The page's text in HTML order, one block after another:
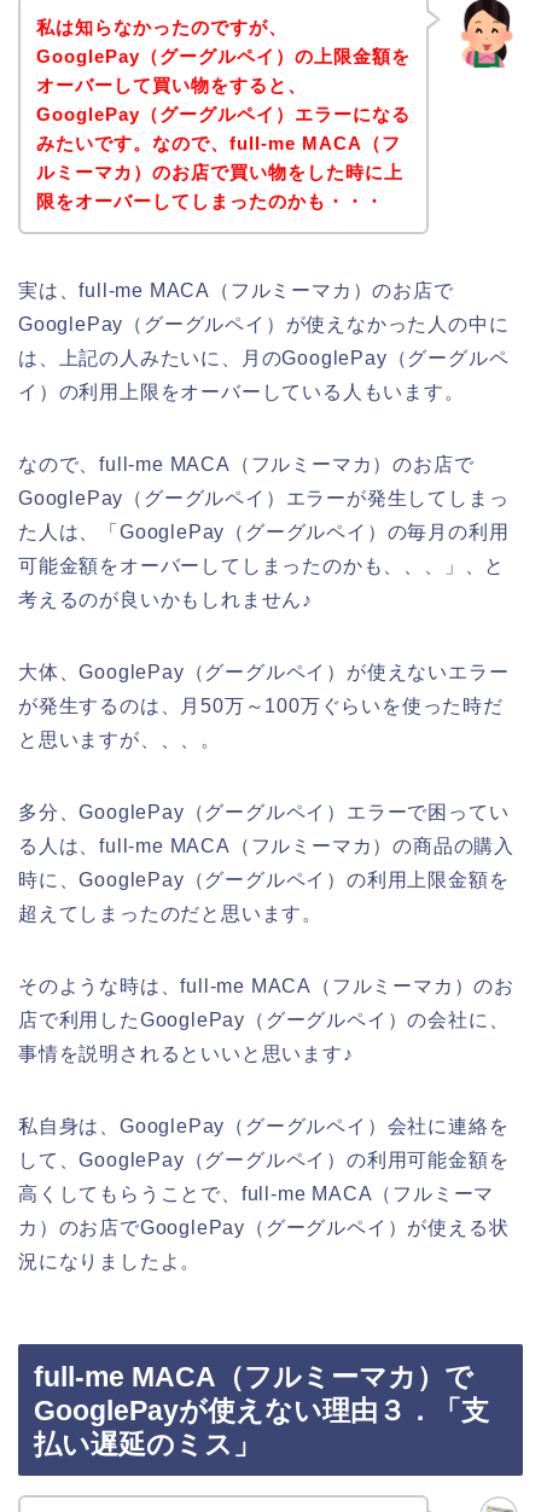
私は知らなかったのですが、
GooglePay（グーグルペイ）の上限金額を
オーバーして買い物をすると、
GooglePay（グーグルペイ）エラーになる
みたいです。なので、full-me MACA（フ
ルミーマカ）のお店で買い物をした時に上
限をオーバーしてしまったのかも・・・
実は、full-me MACA（フルミーマカ）のお店で
GooglePay（グーグルペイ）が使えなかった人の中に
は、上記の人みたいに、月のGooglePay（グーグルペ
イ）の利用上限をオーバーしている人もいます。
なので、full-me MACA（フルミーマカ）のお店で
GooglePay（グーグルペイ）エラーが発生してしまっ
た人は、「GooglePay（グーグルペイ）の毎月の利用
可能金額をオーバーしてしまったのかも、、、」、と
考えるのが良いかもしれません♪
大体、GooglePay（グーグルペイ）が使えないエラー
が発生するのは、月50万～100万ぐらいを使った時だ
と思いますが、、、。
多分、GooglePay（グーグルペイ）エラーで困ってい
る人は、full-me MACA（フルミーマカ）の商品の購入
時に、GooglePay（グーグルペイ）の利用上限金額を
超えてしまったのだと思います。
そのような時は、full-me MACA（フルミーマカ）のお
店で利用したGooglePay（グーグルペイ）の会社に、
事情を説明されるといいと思います♪
私自身は、GooglePay（グーグルペイ）会社に連絡を
して、GooglePay（グーグルペイ）の利用可能金額を
高くしてもらうことで、full-me MACA（フルミーマ
カ）のお店でGooglePay（グーグルペイ）が使える状
況になりましたよ。
full-me MACA（フルミーマカ）で
GooglePayが使えない理由３．「支
払い遅延のミス」